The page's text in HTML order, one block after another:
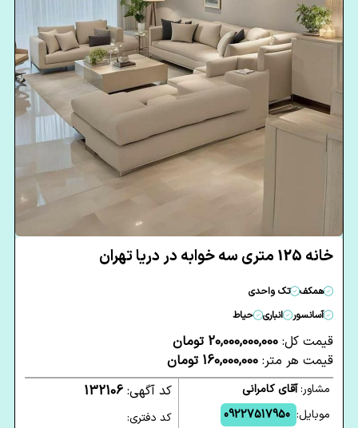
خانه 125 متری سه خوابه در دریا تهران
همکف
تک واحدی
آسانسور
انباری حیاط
قیمت کل: 20,000,000,000 تومان
قیمت هر متر: 160,000,000 تومان
مشاور:آقای کامرانی
موبایل: 09227517950
کد آگهی: 132106
کد دفتری: